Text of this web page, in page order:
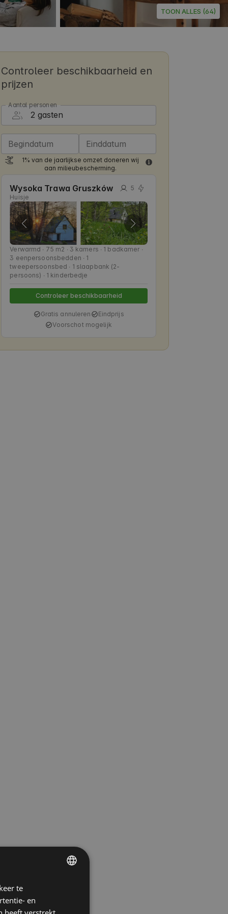
TOON ALLES (64)
Controleer beschikbaarheid en
prijzen
Aantal personen
Begindatum Einddatum
1% van de jaarlijkse omzet doneren wij
aan milieubescherming.
Wysoka Trawa Gruszków
Huisje
5
Verwarmd ∙ 75 m2 ∙ 3 kamers ∙ 1 badkamer ∙
3 eenpersoonsbedden ∙ 1
tweepersoonsbed ∙ 1 slaapbank (2-
persoons) ∙ 1 kinderbedje
Controleer beschikbaarheid
Gratis annuleren
Eindprijs
Voorschot mogelijk
te
en